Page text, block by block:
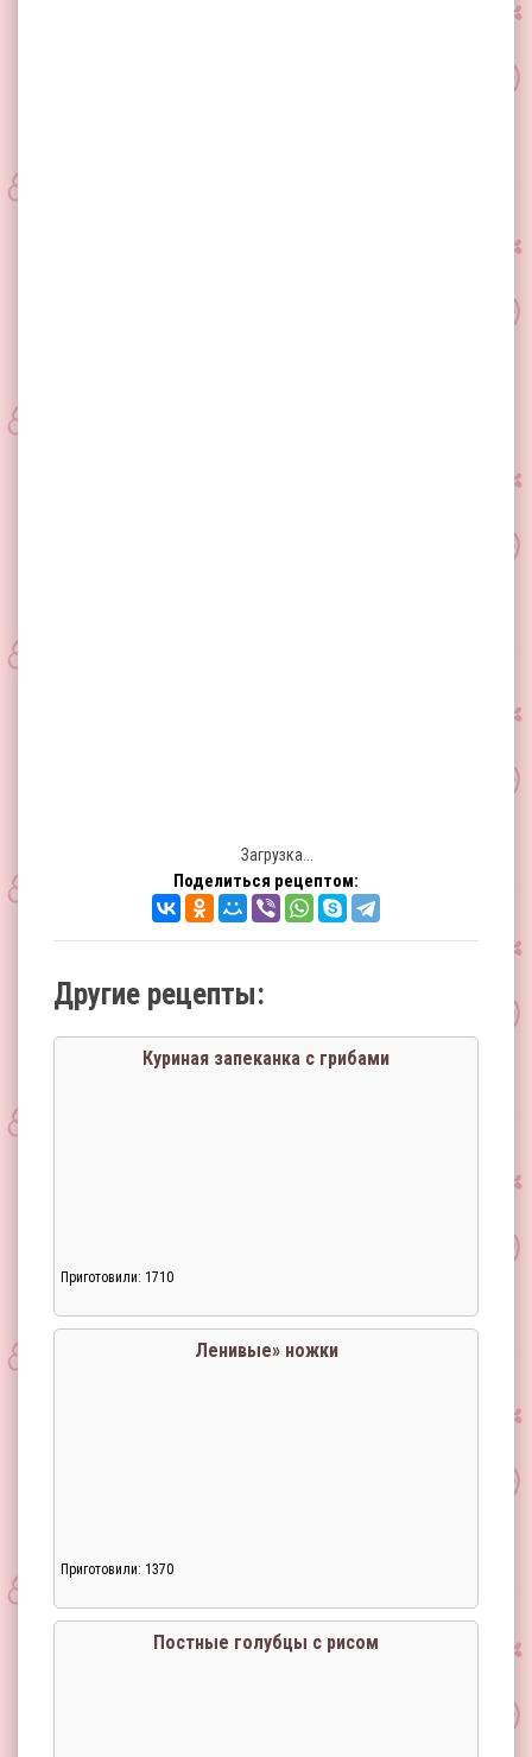
Загрузка...
Поделиться рецептом:
Другие рецепты:
Куриная запеканка с грибами
Приготовили: 1710
Ленивые» ножки
Приготовили: 1370
Постные голубцы с рисом